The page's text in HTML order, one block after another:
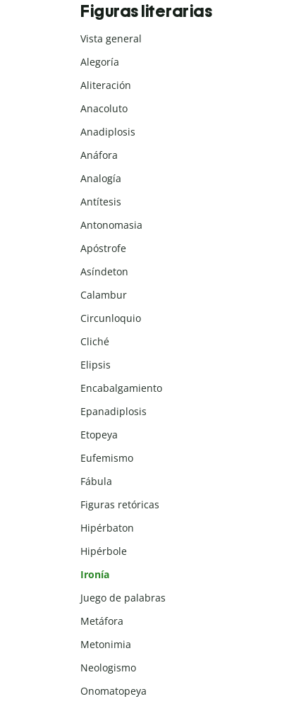
Figuras literarias
Vista general
Alegoría
Aliteración
Anacoluto
Anadiplosis
Anáfora
Analogía
Antítesis
Antonomasia
Apóstrofe
Asíndeton
Calambur
Circunloquio
Cliché
Elipsis
Encabalgamiento
Epanadiplosis
Etopeya
Eufemismo
Fábula
Figuras retóricas
Hipérbaton
Hipérbole
Ironía
Juego de palabras
Metáfora
Metonimia
Neologismo
Onomatopeya